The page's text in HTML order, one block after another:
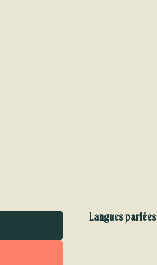
Langues parlées
Langues parlées